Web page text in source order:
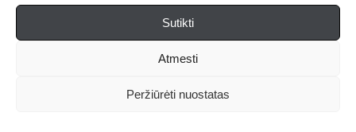
Sutikti
Atmesti
Peržiūrėti nuostatas
spoksojau į profesorių jausdamas, kad jis man padovanojo
asmeninį perversmą, mano paties vidinę
Mano akcidencijos, atributai – plaukai, akys, rankos, kojos,